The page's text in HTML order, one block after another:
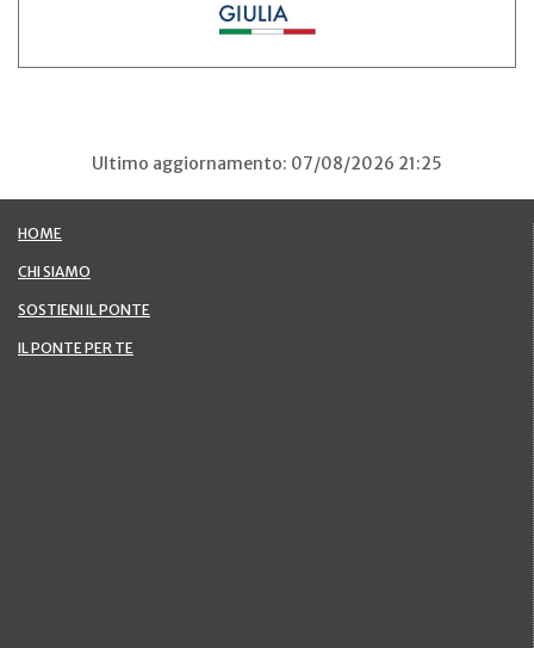
Ultimo aggiornamento: 07/08/2026 21:25
HOME
CHI SIAMO
SOSTIENI IL PONTE
IL PONTE PER TE